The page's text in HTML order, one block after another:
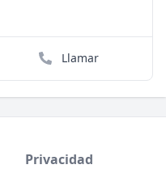
Llamar
Privacidad